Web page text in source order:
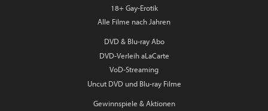
18+ Gay-Erotik
Alle Filme nach Jahren
DVD & Blu-ray Abo
DVD-Verleih aLaCarte
VoD-Streaming
Uncut DVD und Blu-ray Filme
Gewinnspiele & Aktionen